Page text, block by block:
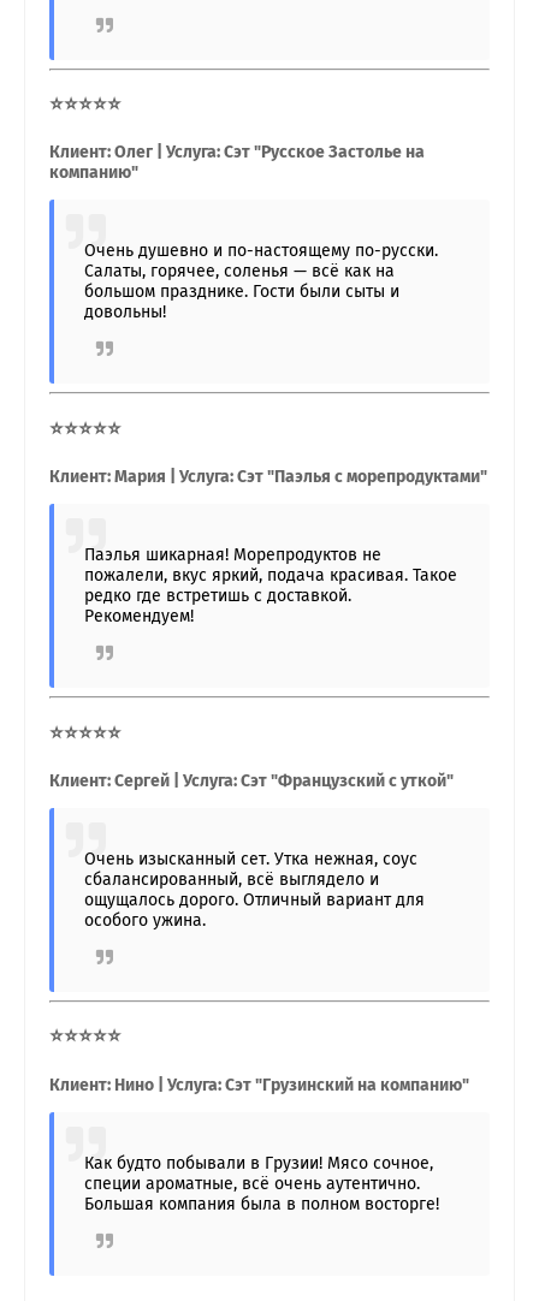
⭐⭐⭐⭐⭐
Клиент: Олег | Услуга: Сэт "Русское Застолье на
компанию"
Очень душевно и по-настоящему по-русски.
Салаты, горячее, соленья — всё как на
большом празднике. Гости были сыты и
довольны!
⭐⭐⭐⭐⭐
Клиент: Мария | Услуга: Сэт "Паэлья с морепродуктами"
Паэлья шикарная! Морепродуктов не
пожалели, вкус яркий, подача красивая. Такое
редко где встретишь с доставкой.
Рекомендуем!
⭐⭐⭐⭐⭐
Клиент: Сергей | Услуга: Сэт "Французский с уткой"
Очень изысканный сет. Утка нежная, соус
сбалансированный, всё выглядело и
ощущалось дорого. Отличный вариант для
особого ужина.
⭐⭐⭐⭐⭐
Клиент: Нино | Услуга: Сэт "Грузинский на компанию"
Как будто побывали в Грузии! Мясо сочное,
специи ароматные, всё очень аутентично.
Большая компания была в полном восторге!